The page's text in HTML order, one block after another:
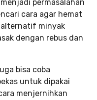
permasalahan
cara agar hemat
minyak
dengan rebus dan
bisa coba
untuk dipakai
menjernihkan